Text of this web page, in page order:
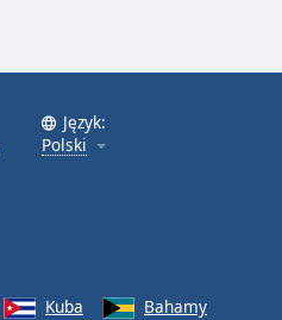
Język:
Polski
Kuba
Bahamy